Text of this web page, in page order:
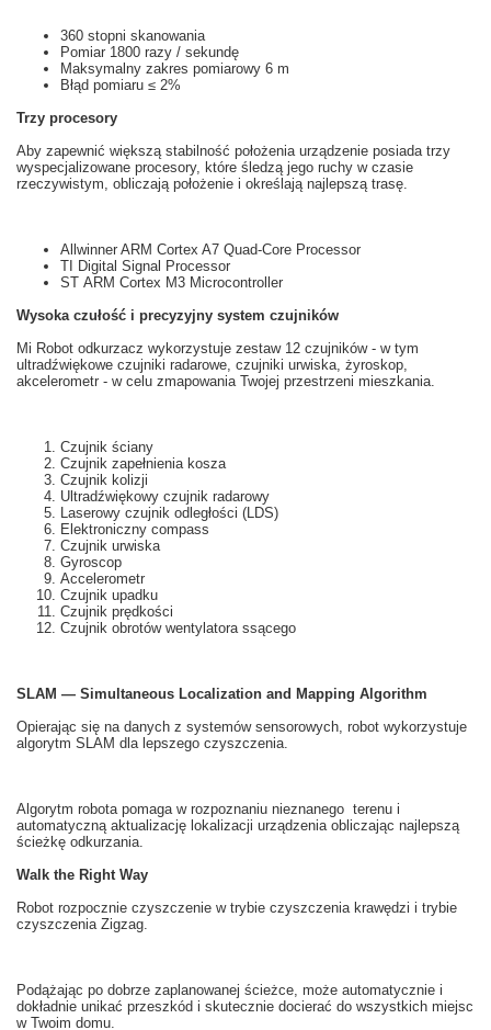
360 stopni skanowania
Pomiar 1800 razy / sekundę
Maksymalny zakres pomiarowy 6 m
Błąd pomiaru ≤ 2%
Trzy procesory
Aby zapewnić większą stabilność położeniaurządzenie posiada trzy
wyspecjalizowane prоcesory, które śledzą jego ruchy w czasie
rzeczywistym, obliczają położenie i określają najlepszą trasę.
Allwinner ARM Cortex A7 Quad-Core Processor
TI Digital Signal Processor
ST ARM Cortex M3 Microcontroller
Wysoka czułość i precyzyjny system czujników
Mi Robot odkurzacz wykorzystuje zestaw 12 czujników - w tym
ultradźwiękowe czujniki radarowe, czujniki urwiska, żyroskop,
akcelerometr - w celu zmapowania Twojej przestrzeni mieszkania.
Czujnik ściany
Czujnik zapełnienia kosza
Czujnik kolizji
Ultradźwiękowy czujnik radarowy
Laserowy czujnik odległości (LDS)
Elektroniczny compass
Czujnik urwiska
Gyroscop
Accelerometr
Czujnik upadku
Czujnik prędkości
Czujnik obrotów wentylatora ssącego
SLAM — Simultaneous Localization and Mapping Algorithm
Opierając się na danych z systemów sensorowych, robot wykorzystuje
algorytm SLAM dla lepszego czyszczenia.
Algorytm robota pomaga w rozpoznaniu nieznanego terenu i
automatycznąaktualizację lokalizacji urządzenia obliczając najlepszą
ścieżkę odkurzania.
Walk the Right Way
Robot rozpocznie czyszczenie w trybie czyszczenia krawędzi i trybie
czyszczenia Zigzag.
Podążając po dobrze zaplanowanej ścieżce, może automatycznie i
dokładnie unikać przeszkód i skutecznie docierać do wszystkich miejsc
w Twoim domu.